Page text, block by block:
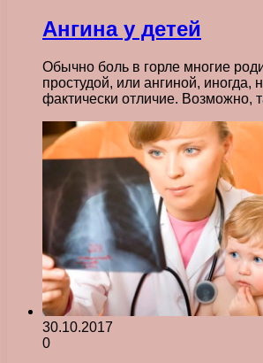
Ангина у детей
Обычно боль в горле многие
простудой, или ангиной, иногда,
фактически отличие. Возможно,
30.10.2017
0